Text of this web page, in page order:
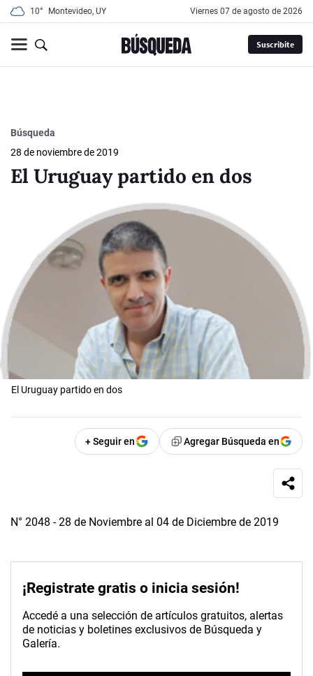
10° Montevideo, UY viernes 07 de agosto de 2026
Suscribite
Búsqueda
28 de noviembre de 2019
El Uruguay partido en dos
El Uruguay partido en dos
+ Seguir en Agregar Búsqueda en
N° 2048 - 28 de Noviembre al 04 de Diciembre de 2019
¡Registrate gratis o inicia sesión!
Accedé a una selección de artículos gratuitos, alertas
de noticias y boletines exclusivos de Búsqueda y
Galería.